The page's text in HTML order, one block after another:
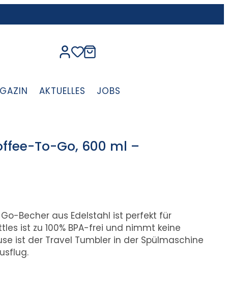
AKTUELLES JOBS
To-Go, 600 ml –
Becher aus Edelstahl ist perfekt für
ist zu 100% BPA-frei und nimmt keine
ist der Travel Tumbler in der Spülmaschine